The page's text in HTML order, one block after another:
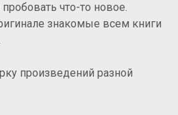
что-то новое.
знакомые всем книги
произведений разной